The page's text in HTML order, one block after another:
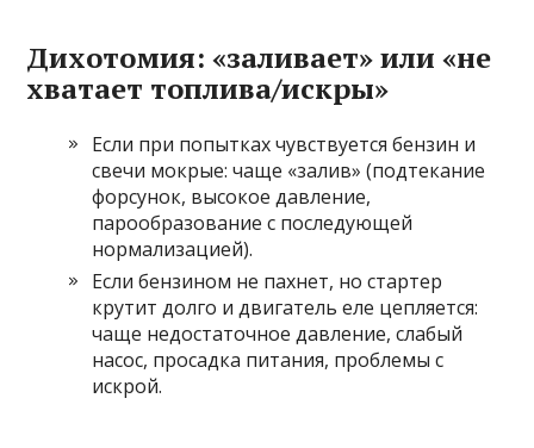
Дихотомия: «заливает» или «не
хватает топлива/искры»
Если при попытках чувствуется бензин и
свечи мокрые: чаще «залив» (подтекание
форсунок, высокое давление,
парообразование с последующей
нормализацией).
Если бензином не пахнет, но стартер
крутит долго и двигатель еле цепляется:
чаще недостаточное давление, слабый
насос, просадка питания, проблемы с
искрой.